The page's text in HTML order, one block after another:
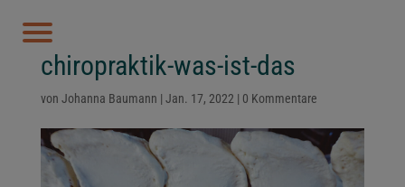
chiropraktik-was-ist-das
von Johanna Baumann | Jan. 17, 2022 | 0 Kommentare